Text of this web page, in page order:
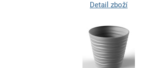
Detail zboží